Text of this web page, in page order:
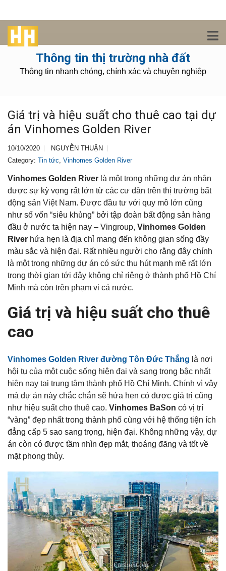
Thông tin thị trường nhà đất
Thông tin nhanh chóng, chính xác và chuyên nghiệp
Giá trị và hiệu suất cho thuê cao tại dự
án Vinhomes Golden River
10/10/2020
NGUYỄN THUẬN
Category: Tin tức, Vinhomes Golden River
Vinhomes Golden River là một trong những dự án nhận
được sự kỳ vọng rất lớn từ các cư dân trên thị trường bất
động sản Việt Nam. Được đầu tư với quy mô lớn cũng
như số vốn “siêu khủng” bởi tập đoàn bất động sản hàng
đầu ở nước ta hiện nay – Vingroup, Vinhomes Golden
River hứa hẹn là địa chỉ mang đến không gian sống đầy
màu sắc và hiện đại. Rất nhiều người cho rằng đây chính
là một trong những dự án có sức thu hút mạnh mẽ rất lớn
trong thời gian tới đây không chỉ riêng ở thành phố Hồ Chí
Minh mà còn trên phạm vi cả nước.
Giá trị và hiệu suất cho thuê
cao
Vinhomes Golden River đường Tôn Đức Thắng là nơi
hội tụ của một cuộc sống hiện đại và sang trọng bậc nhất
hiện nay tại trung tâm thành phố Hồ Chí Minh. Chính vì vậy
mà dự án này chắc chắn sẽ hứa hẹn có được giá trị cũng
như hiệu suất cho thuê cao. Vinhomes BaSon có vị trí
“vàng” đẹp nhất trong thành phố cùng với hệ thống tiện ích
đẳng cấp 5 sao sang trọng, hiện đại. Không những vậy, dự
án còn có được tầm nhìn đẹp mắt, thoáng đãng và tốt về
mặt phong thủy.